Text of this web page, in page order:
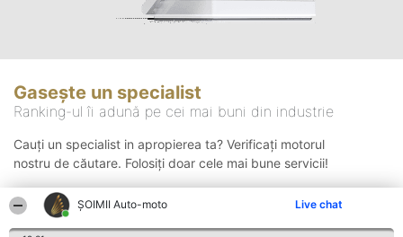
ȘOIMII Auto-moto Live chat
Gasește un specialist
Ranking-ul îi adună pe cei mai buni din industrie
Cauți un specialist in apropierea ta? Verificați motorul
nostru de căutare. Folosiți doar cele mai bune servicii!